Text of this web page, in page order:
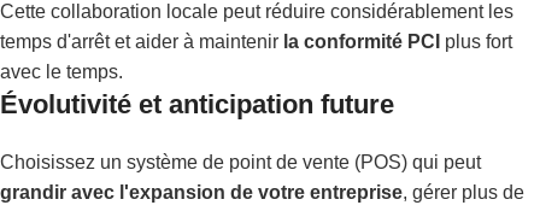
Cette collaboration locale peut réduire considérablement les
temps d'arrêt et aider à maintenir la conformité PCI plus fort
avec le temps.
Évolutivité et anticipation future
Choisissez un système de point de vente (POS) qui peut
grandir avec l'expansion de votre entreprise, gérer plus de